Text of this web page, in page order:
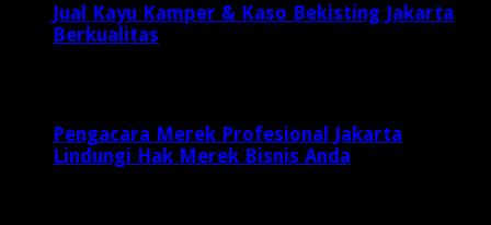
Jual Kayu Kamper & Kaso Bekisting Jakarta
Berkualitas
Pengacara Merek Profesional Jakarta
Lindungi Hak Merek Bisnis Anda